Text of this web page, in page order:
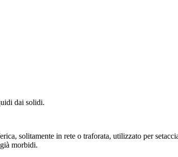
dai solidi.
solitamente in rete o traforata, utilizzato per
morbidi.